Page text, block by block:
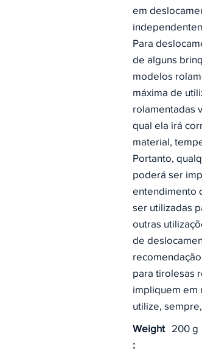
em
Para
de alguns
modelos
máxima de
rolamentadas
qual ela irá
material,
Portanto,
poderá ser
entendimento
ser utilizadas
outras
de
para tirolesas
impliquem em
utilize,
Weight
:
200 g